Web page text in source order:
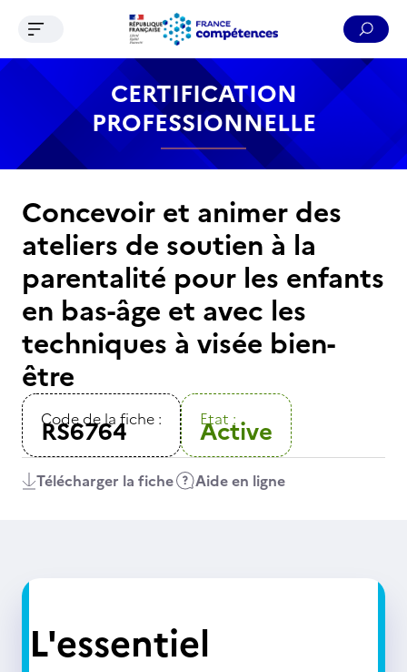
Contenu Recherche Menu Pied de page
Ouvrir le menu de navigation
CERTIFICATION
PROFESSIONNELLE
Concevoir et animer des
ateliers de soutien à la
parentalité pour les enfants
en bas-âge et avec les
techniques à visée bien-
être
Code de la fiche :
RS6764 Etat :
Active
Télécharger la fiche Aide en ligne
L'essentiel